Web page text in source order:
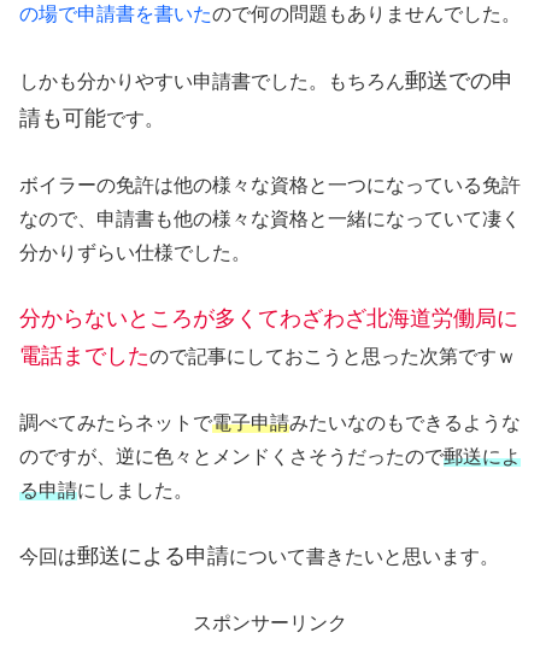
の場で申請書を書いたので何の問題もありませんでした。
しかも分かりやすい申請書でした。もちろん郵送での申
請も可能です。
ボイラーの免許は他の様々な資格と一つになっている免許
なので、申請書も他の様々な資格と一緒になっていて凄く
分かりずらい仕様でした。
分からないところが多くてわざわざ北海道労働局に
電話までしたので記事にしておこうと思った次第ですｗ
調べてみたらネットで電子申請みたいなのもできるような
のですが、逆に色々とメンドくさそうだったので郵送によ
る申請にしました。
今回は郵送による申請について書きたいと思います。
スポンサーリンク